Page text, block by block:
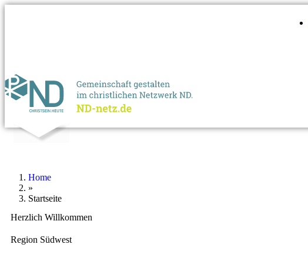
Home
»
Startseite
Herzlich Willkommen
Region Südwest